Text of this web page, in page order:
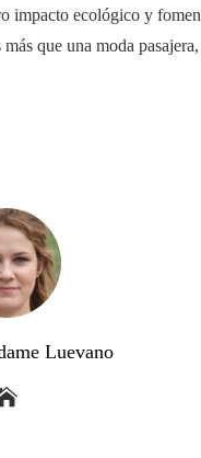
impacto ecológico y
que una moda
Luevano